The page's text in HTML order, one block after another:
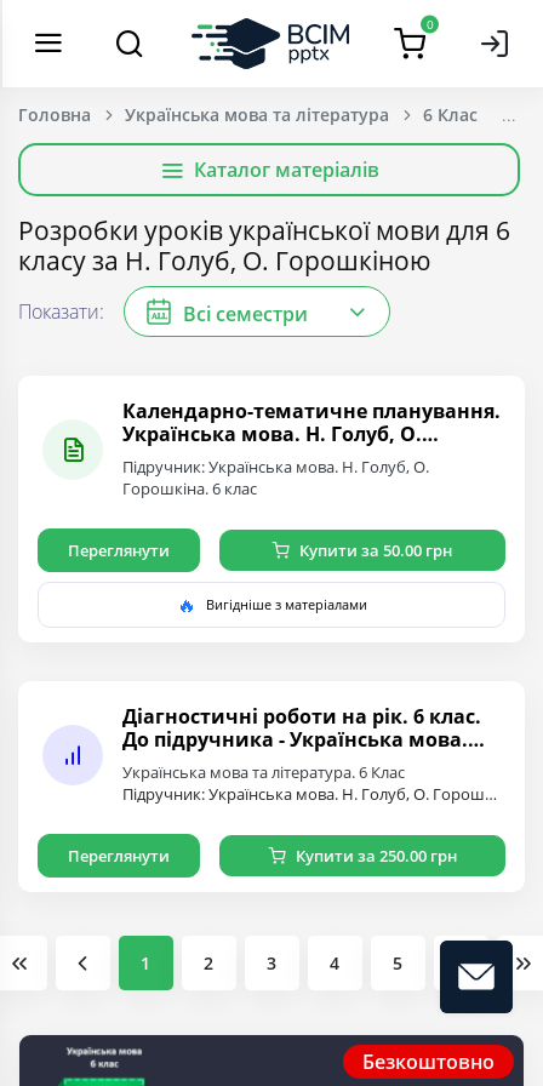
0
Головна Українська мова та література 6 Клас
Каталог матеріалів
Розробки уроків української мови для 6
класу за Н. Голуб, О. Горошкіною
Показати: ALL Всі семестри
Календарно-тематичне планування.
Українська мова. Н. Голуб, О.
Горошкіна. 6 клас
Підручник: Українська мова. Н. Голуб, О.
Горошкіна. 6 клас
Переглянути Купити за 50.00 грн
🔥 Вигідніше з матеріалами
Діагностичні роботи на рік. 6 клас.
До підручника - Українська мова.
Автор Голуб
Українська мова та література. 6 Клас
Підручник: Українська мова. Н. Голуб, О. Горошкіна. 6 клас
Переглянути Купити за 250.00 грн
1 2 3 4 5
Безкоштовно